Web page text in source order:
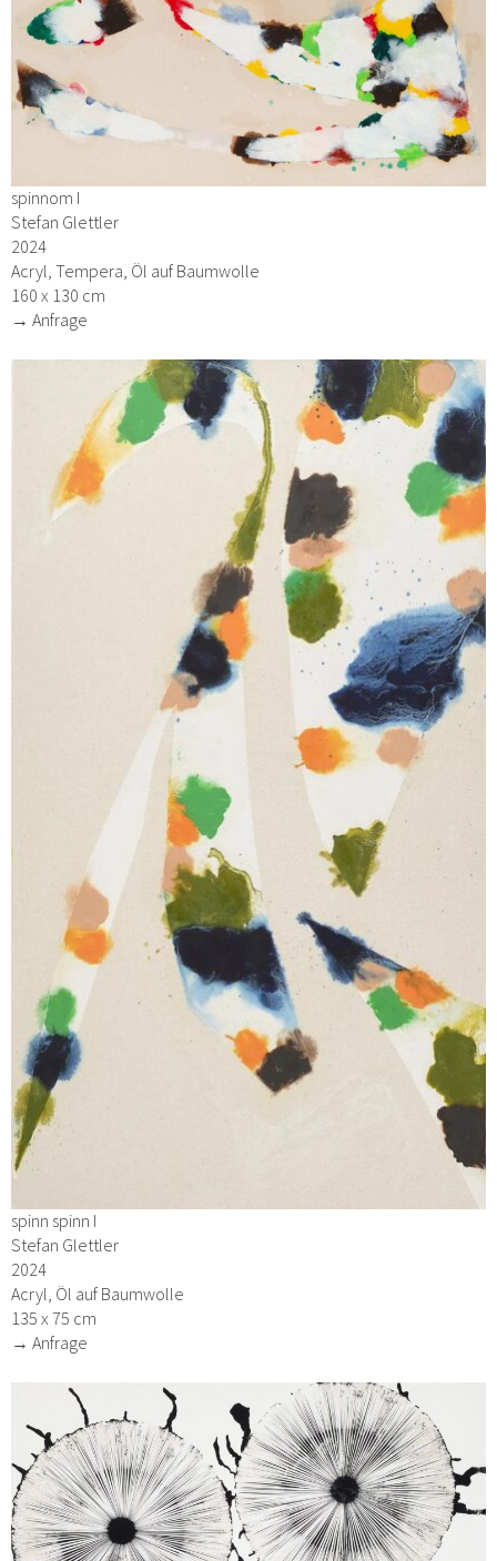
spinnom I
Stefan Glettler
2024
Acryl, Tempera, Öl auf Baumwolle
160 x 130 cm
→ Anfrage
spinn spinn I
Stefan Glettler
2024
Acryl, Öl auf Baumwolle
135 x 75 cm
→ Anfrage